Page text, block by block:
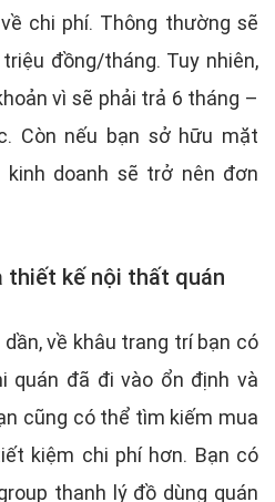
chi phí. Thông thường sẽ
đồng/tháng. Tuy nhiên,
vì sẽ phải trả 6 tháng –
Còn nếu bạn sở hữu mặt
doanh sẽ trở nên đơn
thiết kế nội thất quán
về khâu trang trí bạn có
quán đã đi vào ổn định và
cũng có thể tìm kiếm mua
kiệm chi phí hơn. Bạn có
thanh lý đồ dùng quán